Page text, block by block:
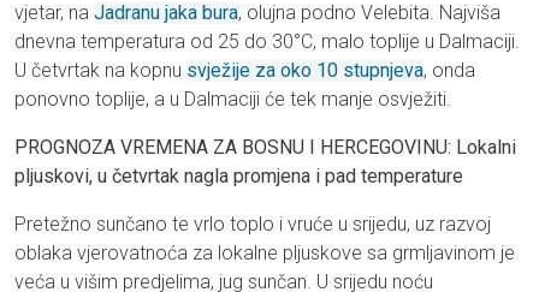
vjetar, na Jadranu jaka bura, olujna podno Velebita. Najviša
dnevna temperatura od 25 do 30°C, malo toplije u Dalmaciji.
U četvrtak na kopnu svježije za oko 10 stupnjeva, onda
ponovno toplije, a u Dalmaciji će tek manje osvježiti.
PROGNOZA VREMENA ZA BOSNU I HERCEGOVINU: Lokalni
pljuskovi, u četvrtak nagla promjena i pad temperature
Pretežno sunčano te vrlo toplo i vruće u srijedu, uz razvoj
oblaka vjerovatnoća za lokalne pljuskove sa grmljavinom je
veća u višim predjelima, jug sunčan. U srijedu noću